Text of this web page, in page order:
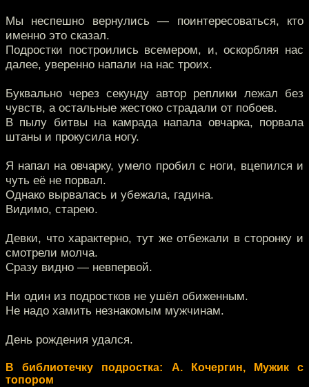
Мы неспешно вернулись — поинтересоваться, кто
именно это сказал.
Подростки построились всемером, и, оскорбляя нас
далее, уверенно напали на нас троих.
Буквально через секунду автор реплики лежал без
чувств, а остальные жестоко страдали от побоев.
В пылу битвы на камрада напала овчарка, порвала
штаны и прокусила ногу.
Я напал на овчарку, умело пробил с ноги, вцепился и
чуть её не порвал.
Однако вырвалась и убежала, гадина.
Видимо, старею.
Девки, что характерно, тут же отбежали в сторонку и
смотрели молча.
Сразу видно — невпервой.
Ни один из подростков не ушёл обиженным.
Не надо хамить незнакомым мужчинам.
День рождения удался.
В библиотечку подростка: А. Кочергин, Мужик с
топором